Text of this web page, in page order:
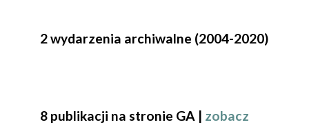
2 wydarzenia archiwalne (2004-2020)
8 publikacji na stronie GA | zobacz